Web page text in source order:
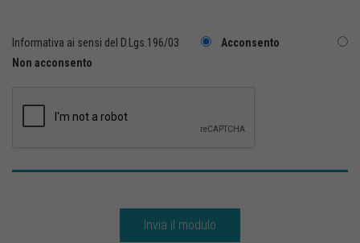
Informativa ai sensi del D.Lgs.196/03
Acconsento
Non acconsento
Invia il modulo